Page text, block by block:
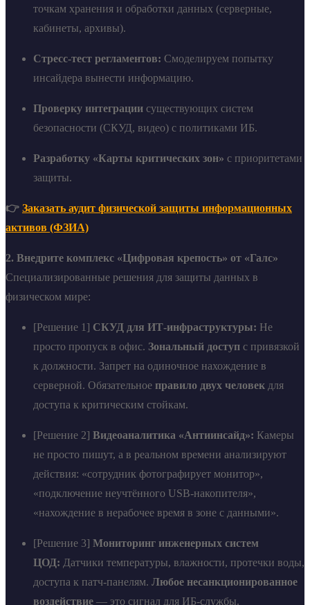
точкам хранения и обработки данных (серверные,
кабинеты, архивы).
Стресс-тест регламентов: Смоделируем попытку
инсайдера вынести информацию.
Проверку интеграции существующих систем
безопасности (СКУД, видео) с политиками ИБ.
Разработку «Карты критических зон» с приоритетами
защиты.
👉 Заказать аудит физической защиты информационных
активов (ФЗИА)
2. Внедрите комплекс «Цифровая крепость» от «Галс»
Специализированные решения для защиты данных в
физическом мире:
[Решение 1] СКУД для ИТ-инфраструктуры: Не
просто пропуск в офис. Зональный доступ с привязкой
к должности. Запрет на одиночное нахождение в
серверной. Обязательное правило двух человек для
доступа к критическим стойкам.
[Решение 2] Видеоаналитика «Антиинсайд»: Камеры
не просто пишут, а в реальном времени анализируют
действия: «сотрудник фотографирует монитор»,
«подключение неучтённого USB-накопителя»,
«нахождение в нерабочее время в зоне с данными».
[Решение 3] Мониторинг инженерных систем
ЦОД: Датчики температуры, влажности, протечки воды,
доступа к патч-панелям. Любое несанкционированное
воздействие — это сигнал для ИБ-службы.